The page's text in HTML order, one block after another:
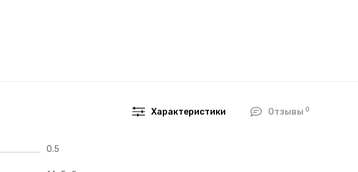
Характеристики Отзывы 0
0.5